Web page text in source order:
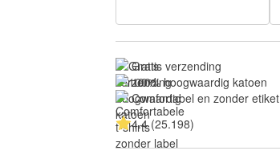
Gratis verzending
100% hoogwaardig katoen
Comfortabel en zonder etiket
4.4 (25.198)